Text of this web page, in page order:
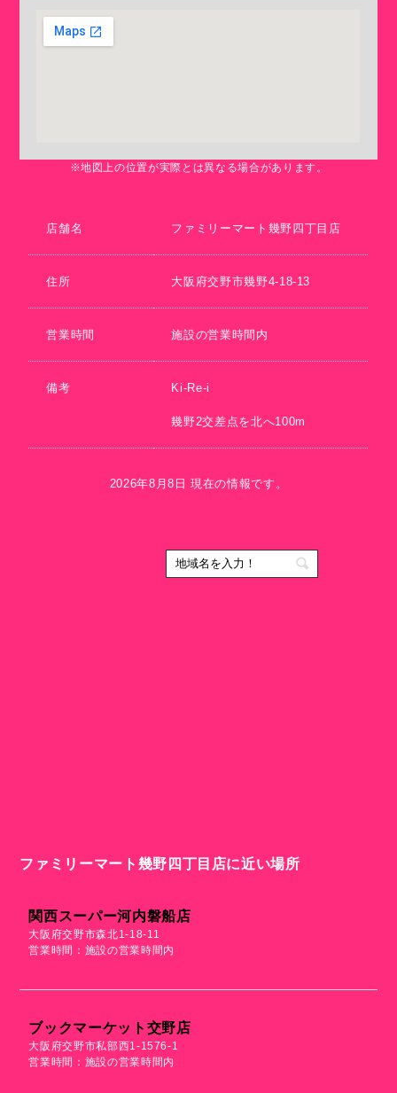
※地図上の位置が実際とは異なる場合があります。
店舗名 ファミリーマート幾野四丁目店
住所 大阪府交野市幾野4-18-13
営業時間 施設の営業時間内
備考 Ki-Re-i
幾野2交差点を北へ100m
2026年8月8日 現在の情報です。
ファミリーマート幾野四丁目店に近い場所
関西スーパー河内磐船店
大阪府交野市森北1-18-11
営業時間：施設の営業時間内
ブックマーケット交野店
大阪府交野市私部西1-1576-1
営業時間：施設の営業時間内